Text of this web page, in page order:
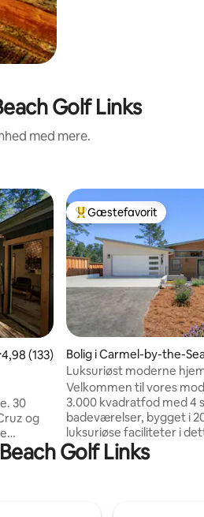
Golf Links
med mere.
omtaler
ud af 5 i gennemsnitlig
4,98 (133)
30
og
bylivet
Bedste gæstefavorit
Gæstefavorit
Bolig i Carmel-by-the-
Luksuriøst moderne
OK | GRATIS ELBIL | 8
Velkommen til vores
3.000 kvadratfod med 4
badeværelser, bygget i
luksuriøse faciliteter i
to-etagers hus: helt nye
fjernsyn, topmoderne
Golf Links